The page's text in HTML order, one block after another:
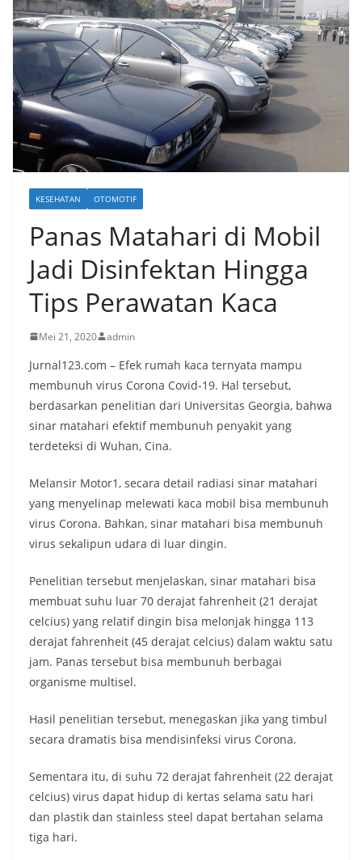
KESEHATAN OTOMOTIF
Panas Matahari di Mobil
Jadi Disinfektan Hingga
Tips Perawatan Kaca
Mei 21, 2020 admin
Jurnal123.com – Efek rumah kaca ternyata mampu
membunuh virus Corona Covid-19. Hal tersebut,
berdasarkan penelitian dari Universitas Georgia, bahwa
sinar matahari efektif membunuh penyakit yang
terdeteksi di Wuhan, Cina.
Melansir Motor1, secara detail radiasi sinar matahari
yang menyelinap melewati kaca mobil bisa membunuh
virus Corona. Bahkan, sinar matahari bisa membunuh
virus sekalipun udara di luar dingin.
Penelitian tersebut menjelaskan, sinar matahari bisa
membuat suhu luar 70 derajat fahrenheit (21 derajat
celcius) yang relatif dingin bisa melonjak hingga 113
derajat fahrenheit (45 derajat celcius) dalam waktu satu
jam. Panas tersebut bisa membunuh berbagai
organisme multisel.
Hasil penelitian tersebut, menegaskan jika yang timbul
secara dramatis bisa mendisinfeksi virus Corona.
Sementara itu, di suhu 72 derajat fahrenheit (22 derajat
celcius) virus dapat hidup di kertas selama satu hari
dan plastik dan stainless steel dapat bertahan selama
tiga hari.